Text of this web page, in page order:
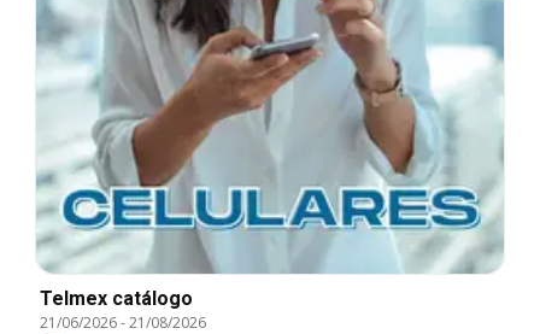
Telmex catálogo
21/06/2026-21/08/2026